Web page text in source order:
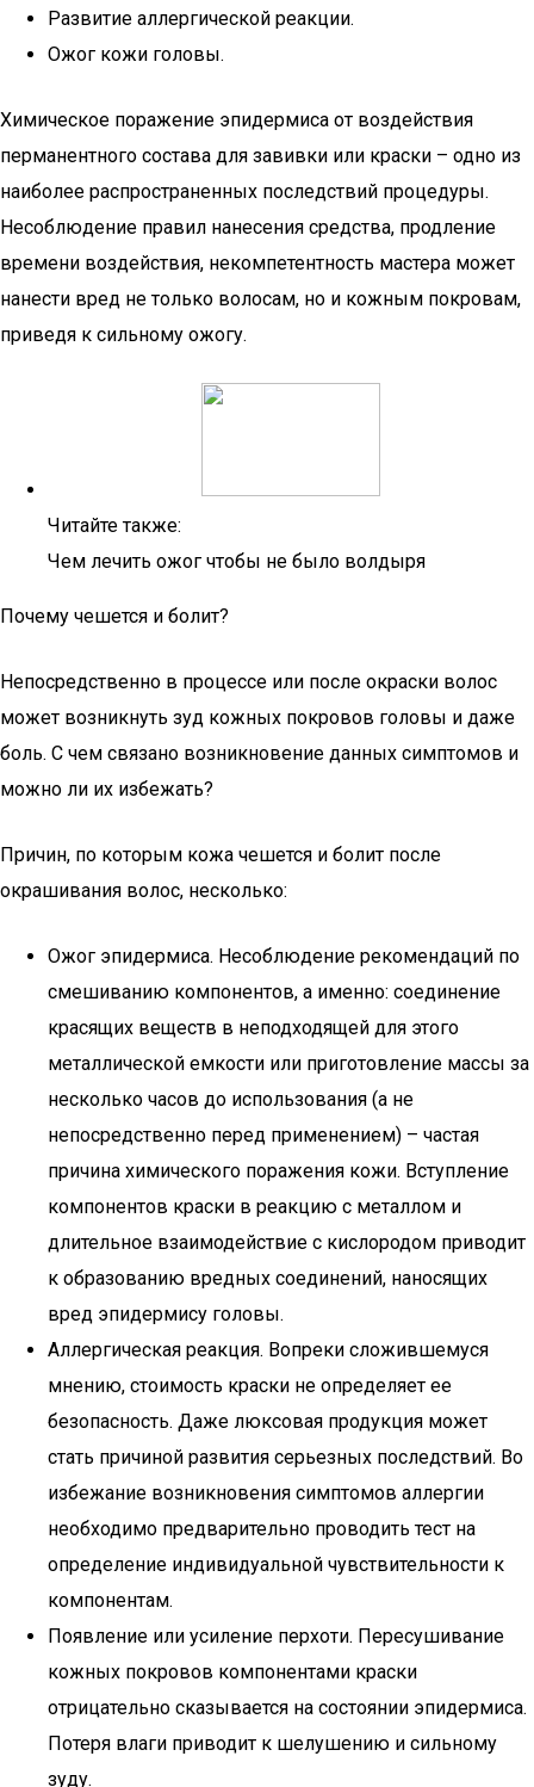
Развитие аллергической реакции.
Ожог кожи головы.
Химическое поражение эпидермиса от воздействия
перманентного состава для завивки или краски – одно из
наиболее распространенных последствий процедуры.
Несоблюдение правил нанесения средства, продление
времени воздействия, некомпетентность мастера может
нанести вред не только волосам, но и кожным покровам,
приведя к сильному ожогу.
Читайте также:
Чем лечить ожог чтобы не было волдыря
Почему чешется и болит?
Непосредственно в процессе или после окраски волос
может возникнуть зуд кожных покровов головы и даже
боль. С чем связано возникновение данных симптомов и
можно ли их избежать?
Причин, по которым кожа чешется и болит после
окрашивания волос, несколько:
Ожог эпидермиса. Несоблюдение рекомендаций по
смешиванию компонентов, а именно: соединение
красящих веществ в неподходящей для этого
металлической емкости или приготовление массы за
несколько часов до использования (а не
непосредственно перед применением) – частая
причина химического поражения кожи. Вступление
компонентов краски в реакцию с металлом и
длительное взаимодействие с кислородом приводит
к образованию вредных соединений, наносящих
вред эпидермису головы.
Аллергическая реакция. Вопреки сложившемуся
мнению, стоимость краски не определяет ее
безопасность. Даже люксовая продукция может
стать причиной развития серьезных последствий. Во
избежание возникновения симптомов аллергии
необходимо предварительно проводить тест на
определение индивидуальной чувствительности к
компонентам.
Появление или усиление перхоти. Пересушивание
кожных покровов компонентами краски
отрицательно сказывается на состоянии эпидермиса.
Потеря влаги приводит к шелушению и сильному
зуду.